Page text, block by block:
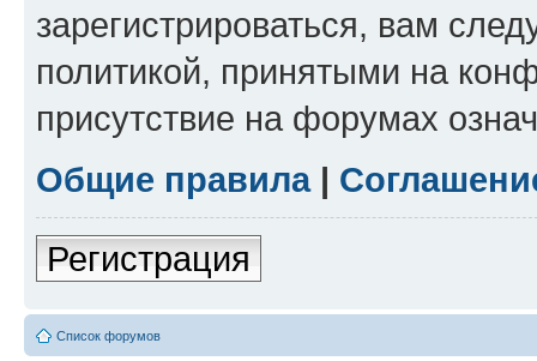
зарегистрироваться, вам
политикой, принятыми на
присутствие на форумах
Общие правила|
Регистрация
Список форумов